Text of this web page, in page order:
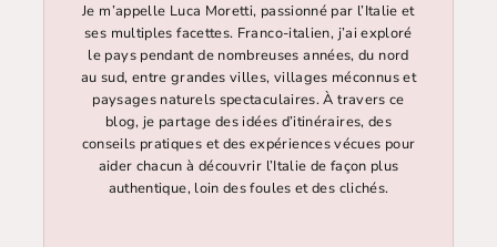
Je m’appelle Luca Moretti, passionné par l’Italie et
ses multiples facettes. Franco-italien, j’ai exploré
le pays pendant de nombreuses années, du nord
au sud, entre grandes villes, villages méconnus et
paysages naturels spectaculaires. À travers ce
blog, je partage des idées d’itinéraires, des
conseils pratiques et des expériences vécues pour
aider chacun à découvrir l’Italie de façon plus
authentique, loin des foules et des clichés.